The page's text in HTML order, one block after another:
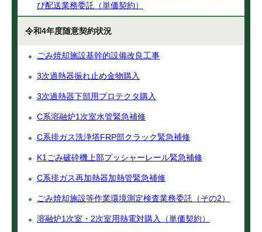
び配送業務委託（単価契約）
令和4年度随意契約状況
ごみ焼却施設基幹的設備改良工事
3次過熱器振れ止め金物購入
3次過熱器下部用プロテクタ購入
C系溶融炉1次室水管緊急補修
C系排ガス洗浄塔FRP部クラック緊急補修
K1ごみ破砕機上部プッシャーレール緊急補修
C系排ガス再加熱器加熱管緊急補修
ごみ焼却施設等作業環境測定検査業務委託（その2）
溶融炉1次室・2次室用熱電対購入（単価契約）